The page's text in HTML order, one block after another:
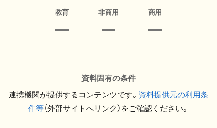
教育 非商用 商用
資料固有の条件
連携機関が提供するコンテンツです。 資料提供元の利用条
件等（外部サイトへリンク）をご確認ください。